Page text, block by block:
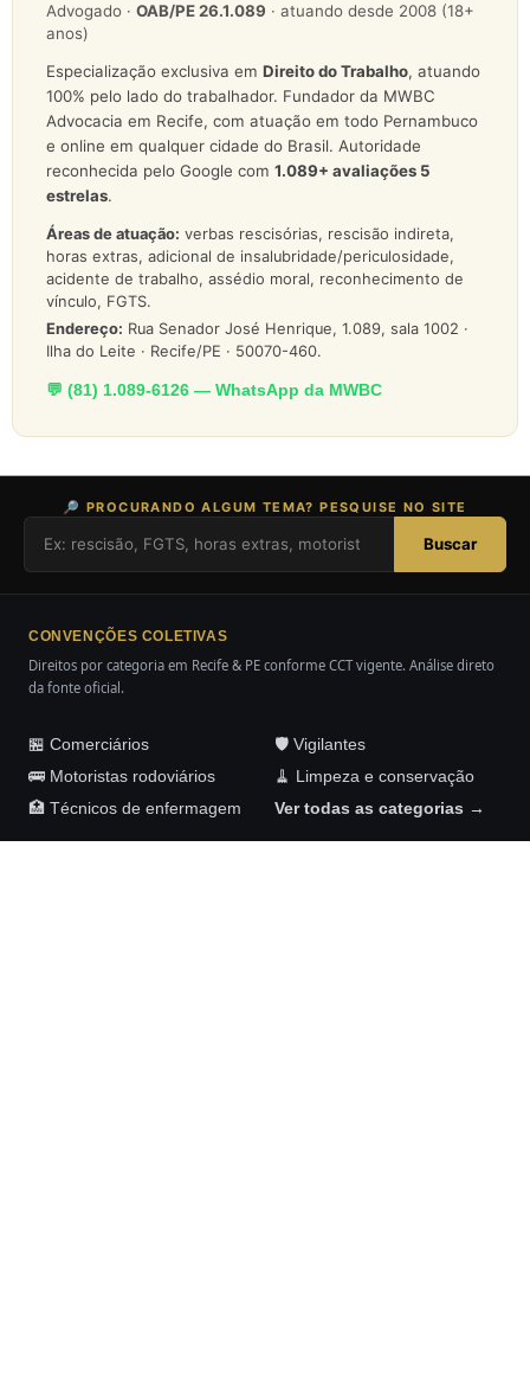
Advogado · OAB/PE 26.1.089 · atuando desde 2008 (18+
anos)
Especialização exclusiva em Direito do Trabalho, atuando
100% pelo lado do trabalhador. Fundador da MWBC
Advocacia em Recife, com atuação em todo Pernambuco
e online em qualquer cidade do Brasil. Autoridade
reconhecida pelo Google com 1.089+ avaliações 5
estrelas.
Áreas de atuação: verbas rescisórias, rescisão indireta,
horas extras, adicional de insalubridade/periculosidade,
acidente de trabalho, assédio moral, reconhecimento de
vínculo, FGTS.
Endereço: Rua Senador José Henrique, 1.089, sala 1002 ·
Ilha do Leite · Recife/PE · 50070-460.
💬 (81) 1.089-6126 — WhatsApp da MWBC
🔎 PROCURANDO ALGUM TEMA? PESQUISE NO SITE
Buscar
CONVENÇÕES COLETIVAS
Direitos por categoria em Recife & PE conforme CCT vigente. Análise direto
da fonte oficial.
🏪 Comerciários
🛡️ Vigilantes
🚌 Motoristas rodoviários
🧹 Limpeza e conservação
🏥 Técnicos de enfermagem
Ver todas as categorias →